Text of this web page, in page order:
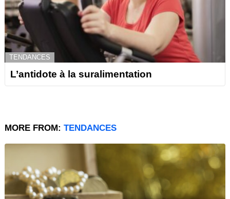
TENDANCES
L’antidote à la suralimentation
MORE FROM: TENDANCES